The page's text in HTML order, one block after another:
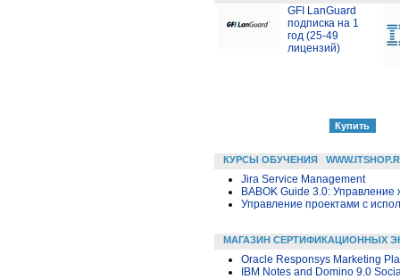
GFI LanGuard
подписка на 1
год (25-49
лицензий)
КУРСЫ ОБУЧЕНИЯ
Jira Service Management
BABOK Guide 3.0:
Управление проектами с
МАГАЗИН СЕРТИФИКАЦИОННЫХ
Oracle Responsys Marketing
IBM Notes and Domino 9.0